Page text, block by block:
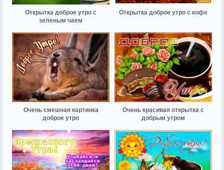
Открытка доброе утро с
зеленым чаем
Открытка доброе утро с кофе
Очень смешная картинка
доброе утро
Очень красивая открытка с
добрым утром